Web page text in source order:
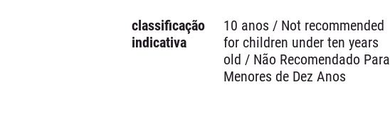
classificação
indicativa
10 anos / Not recommended
for children under ten years
old / Não Recomendado Para
Menores de Dez Anos